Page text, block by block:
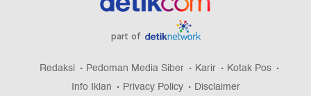
part of
Redaksi Pedoman Media Siber Karir
Kotak Pos
Info Iklan
Privacy Policy Disclaimer